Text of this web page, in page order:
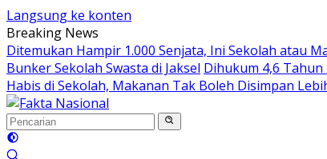
Langsung ke konten
Breaking News
Ditemukan Hampir 1.000 Senjata, Ini Sekolah atau
Bunker Sekolah Swasta di Jaksel Dihukum 4,6
Habis di Sekolah, Makanan Tak Boleh Disimpan